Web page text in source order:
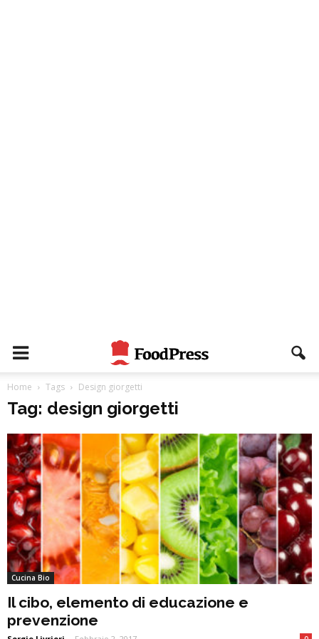
Home Tags Design giorgetti
Tag: design giorgetti
Cucina Bio
Il cibo, elemento di educazione e
prevenzione